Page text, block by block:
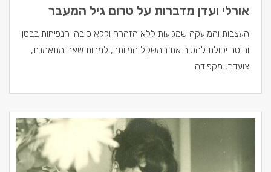
אורלי ועדן מדברות על טרום גיל המעבר
העצבות והמועקה שמגיעות ללא הזהרה וללא סיבה. הנפיחות בבטן
וחוסר יכולת להסיר את המשקל המיותר, למרות שאת מתאמנת,
צועדת, מקפידה